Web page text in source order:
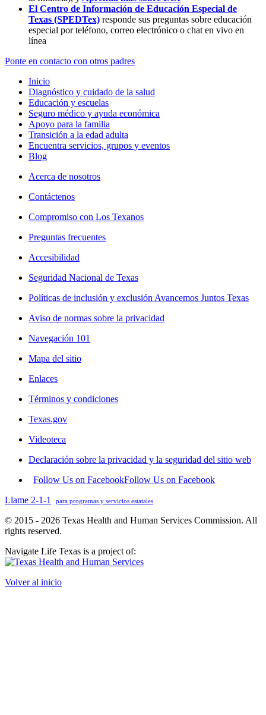
El Centro de Información de Educación Especial de
Texas (SPEDTex) responde sus preguntas sobre educación
especial por teléfono, correo electrónico o chat en vivo en
línea
Ponte en contacto con otros padres
Inicio
Diagnóstico y cuidado de la salud
Educación y escuelas
Seguro médico y ayuda económica
Apoyo para la familia
Transición a la edad adulta
Encuentra servicios, grupos y eventos
Blog
Acerca de nosotros
Contáctenos
Compromiso con Los Texanos
Preguntas frecuentes
Accesibilidad
Seguridad Nacional de Texas
Políticas de inclusión y exclusión Avancemos Juntos Texas
Aviso de normas sobre la privacidad
Navegación 101
Mapa del sitio
Enlaces
Términos y condiciones
Texas.gov
Videoteca
Declaración sobre la privacidad y la seguridad del sitio web
Follow Us on FacebookFollow Us on Facebook
Llame 2-1-1
para programas y servicios estatales
© 2015 - 2026 Texas Health and Human Services Commission. All
rights reserved.
Navigate Life Texas is a project of:
Volver al inicio